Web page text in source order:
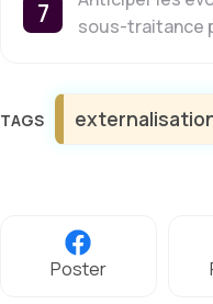
sous-traitance
Étiquettes
Poster